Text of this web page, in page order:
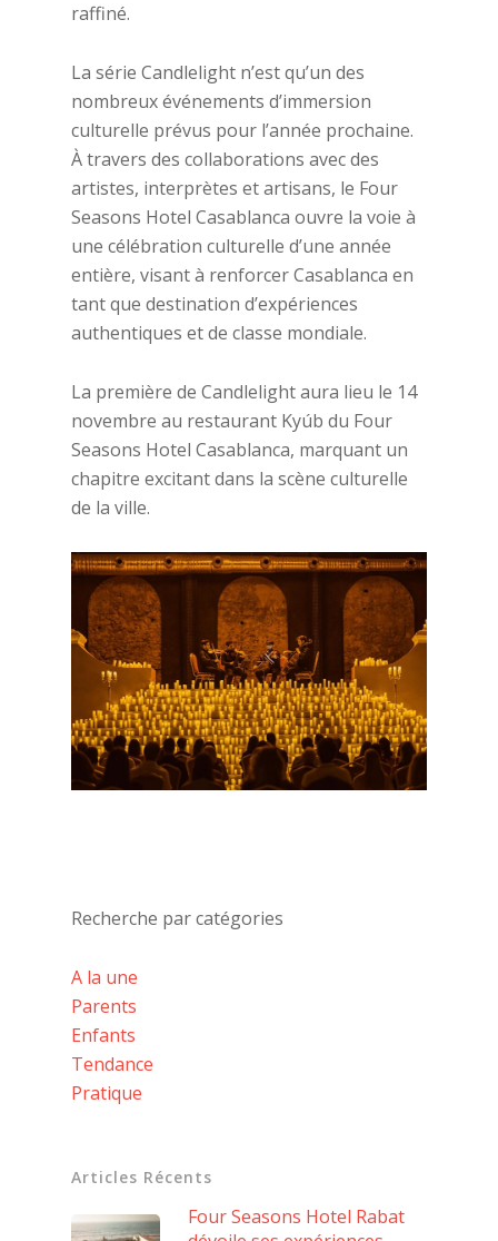
raffiné.
La série Candlelight n’est qu’un des
nombreux événements d’immersion
culturelle prévus pour l’année prochaine.
À travers des collaborations avec des
artistes, interprètes et artisans, le Four
Seasons Hotel Casablanca ouvre la voie à
une célébration culturelle d’une année
entière, visant à renforcer Casablanca en
tant que destination d’expériences
authentiques et de classe mondiale.
La première de Candlelight aura lieu le 14
novembre au restaurant Kyúb du Four
Seasons Hotel Casablanca, marquant un
chapitre excitant dans la scène culturelle
de la ville.
Recherche par catégories
A la une
Parents
Enfants
Tendance
Pratique
Articles Récents
Four Seasons Hotel Rabat